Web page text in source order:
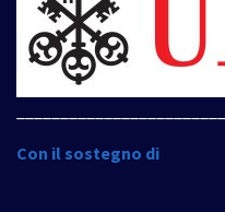
Con il sostegno di